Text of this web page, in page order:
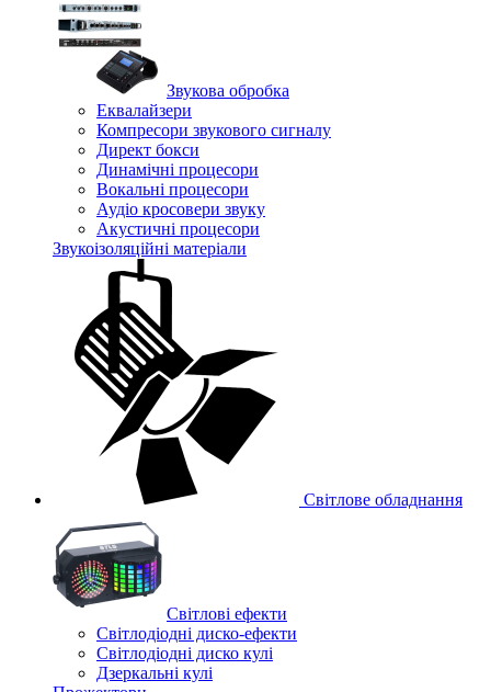
Звукова обробка
Еквалайзери
Компресори звукового сигналу
Директ бокси
Динамічні процесори
Вокальні процесори
Аудіо кросовери звуку
Акустичні процесори
Звукоізоляційні матеріали
Світлове обладнання
Cвітлові ефекти
Світлодіодні диско-ефекти
Світлодіодні диско кулі
Дзеркальні кулі